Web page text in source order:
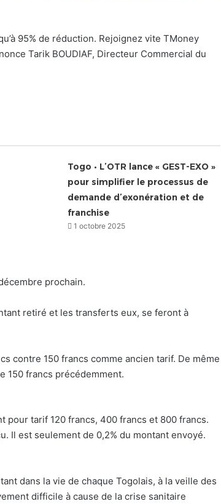
95% de réduction. Rejoignez vite TMoney
Tarik BOUDIAF, Directeur Commercial du
Togo • L’OTR lance « GEST-EXO »
pour simplifier le processus de
demande d’exonération et de
franchise
1 octobre 2025
prochain.
retiré et les transferts eux, se feront à
contre 150 francs comme ancien tarif. De même
150 francs précédemment.
pour tarif 120 francs, 400 francs et 800 francs.
Il est seulement de 0,2% du montant envoyé.
dans la vie de chaque Togolais, à la veille des
difficile à cause de la crise sanitaire